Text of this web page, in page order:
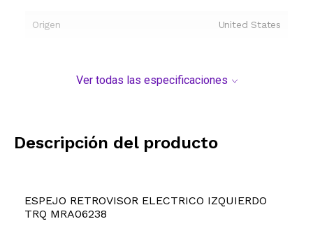
Origen United States
Ver todas las especificaciones
Descripción del producto
ESPEJO RETROVISOR ELECTRICO IZQUIERDO
TRQ MRA06238